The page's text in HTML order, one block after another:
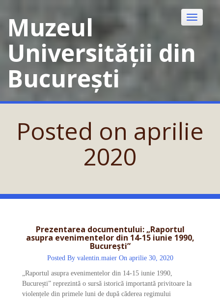
contentMuzeul
Universității din
București
Toggle
Posted on aprilie
2020
Prezentarea documentului: „Raportul
asupra evenimentelor din 14-15 iunie 1990,
București”
Posted By valentin.maier On aprilie 30, 2020
„Raportul asupra evenimentelor din 14-15 iunie 1990,
București” reprezintă o sursă istorică importantă privitoare la
violențele din primele luni de după căderea regimului